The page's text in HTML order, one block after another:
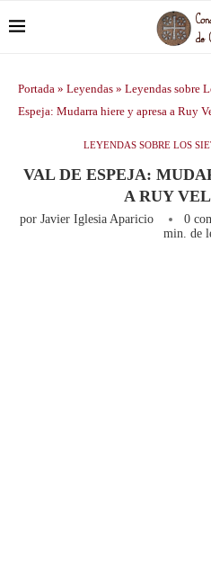
Portada » Leyendas » Leyendas sobre
Espeja: Mudarra hiere y apresa a Ruy
LEYENDAS SOBRE LOS
VAL DE ESPEJA:
A RUY
por Javier Iglesia Aparicio 0
min. de